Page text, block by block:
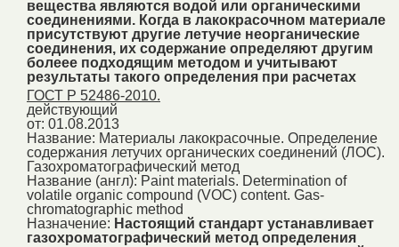
вещества являются водой или органическими
соединениями. Когда в лакокрасочном материале
присутствуют другие летучие неорганические
соединения, их содержание определяют другим
болеее подходящим методом и учитывают
результаты такого определения при расчетах
ГОСТ Р 52486-2010.
действующий
от: 01.08.2013
Название: Материалы лакокрасочные. Определение
содержания летучих органических соединений (ЛОС).
Газохроматографический метод
Название (англ): Paint materials. Determination of
volatile organic compound (VOC) content. Gas-
chromatographic method
Назначение: Настоящий стандарт устанавливает
газохроматографический метод определения